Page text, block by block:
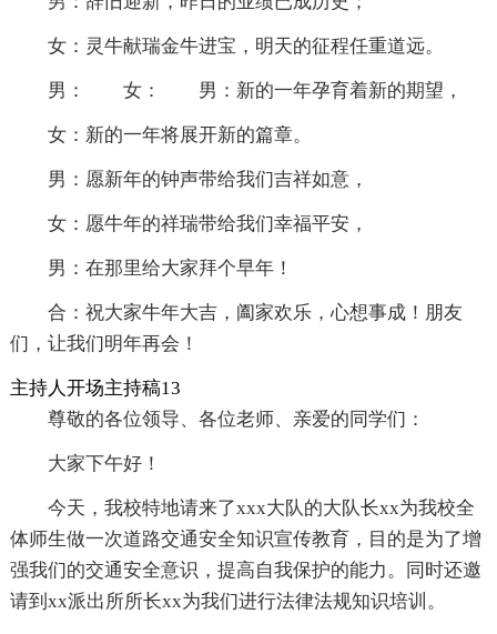
女：灵牛献瑞金牛进宝，明天的征程任重道远。
男： 女： 男：新的一年孕育着新的期望，
女：新的一年将展开新的篇章。
男：愿新年的钟声带给我们吉祥如意，
女：愿牛年的祥瑞带给我们幸福平安，
男：在那里给大家拜个早年！
合：祝大家牛年大吉，阖家欢乐，心想事成！朋友
们，让我们明年再会！
主持人开场主持稿13
尊敬的各位领导、各位老师、亲爱的同学们：
大家下午好！
今天，我校特地请来了xxx大队的大队长xx为我校全
体师生做一次道路交通安全知识宣传教育，目的是为了增
强我们的交通安全意识，提高自我保护的能力。同时还邀
请到xx派出所所长xx为我们进行法律法规知识培训。